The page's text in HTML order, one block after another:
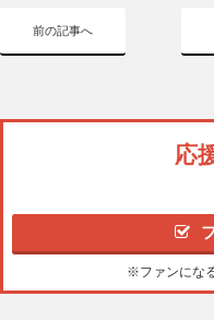
前の記事へ
応
※ファンにな